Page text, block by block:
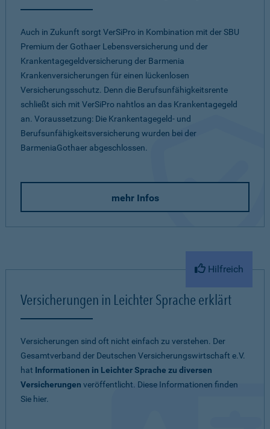
Auch in Zukunft sorgt VerSiPro in Kombination mit der SBU
Premium der Gothaer Lebensversicherung und der
Krankentagegeldversicherung der Barmenia
Krankenversicherungen für einen lückenlosen
Versicherungsschutz. Denn die Berufsunfähigkeitsrente
schließt sich mit VerSiPro nahtlos an das Krankentagegeld
an. Voraussetzung: Die Krankentagegeld- und
Berufsunfähigkeitsversicherung wurden bei der
BarmeniaGothaer abgeschlossen.
mehr Infos
Hilfreich
Versicherungen in Leichter Sprache erklärt
Versicherungen sind oft nicht einfach zu verstehen. Der
Gesamtverband der Deutschen Versicherungswirtschaft e.V.
hat Informationen in Leichter Sprache zu diversen
Versicherungen veröffentlicht. Diese Informationen finden
Sie hier.